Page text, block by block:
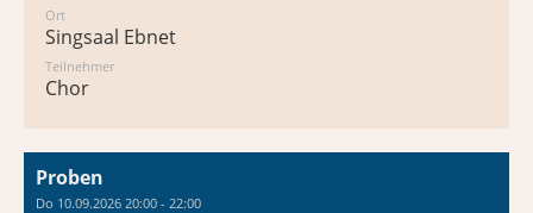
Ort
Singsaal Ebnet
Teilnehmer
Chor
Proben
Do 10.09.2026 20:00 - 22:00